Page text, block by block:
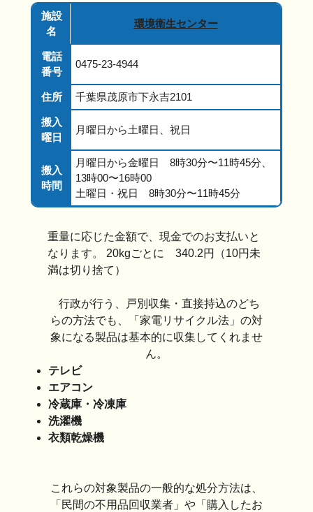
施設
名
環境衛生センター
電話
番号
0475-23-4944
住所 千葉県茂原市下永吉2101
搬入
曜日
月曜日から土曜日、祝日
搬入
時間
月曜日から金曜日 8時30分〜11時45分、
13時00〜16時00
土曜日・祝日 8時30分〜11時45分
重量に応じた金額で、現金でのお支払いと
なります。 20kgごとに 340.2円（10円未
満は切り捨て）
行政が行う、戸別収集・直接持込のどち
らの方法でも、「家電リサイクル法」の対
象になる製品は基本的に収集してくれませ
ん。
テレビ
エアコン
冷蔵庫・冷凍庫
洗濯機
衣類乾燥機
これらの対象製品の一般的な処分方法は、
「民間の不用品回収業者」や「購入したお